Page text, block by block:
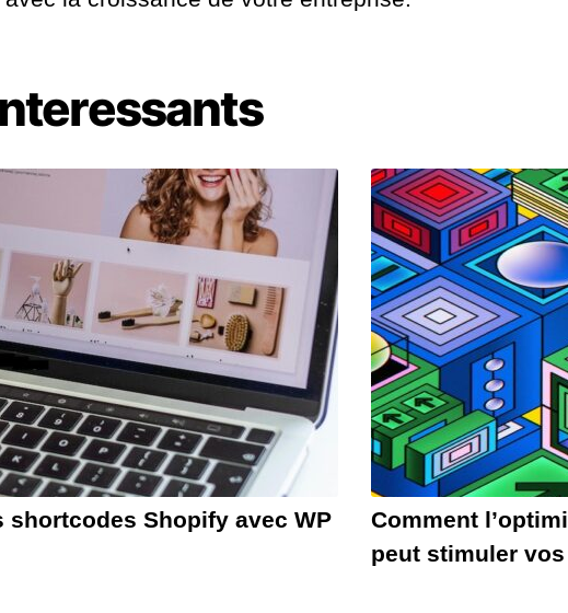
Shopify avec WP
Comment
peut stimuler